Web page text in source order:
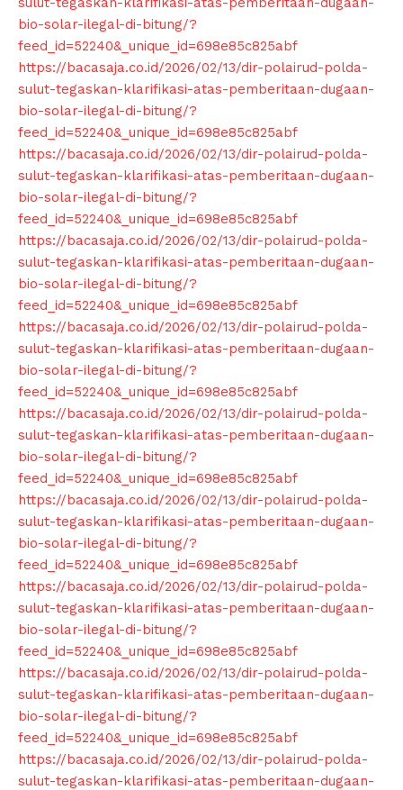
bio-solar-ilegal-di-bitung/?
feed_id=52240&_unique_id=698e85c825abf
https://bacasaja.co.id/2026/02/13/dir-polairud-polda-
sulut-tegaskan-klarifikasi-atas-pemberitaan-dugaan-
bio-solar-ilegal-di-bitung/?
feed_id=52240&_unique_id=698e85c825abf
https://bacasaja.co.id/2026/02/13/dir-polairud-polda-
sulut-tegaskan-klarifikasi-atas-pemberitaan-dugaan-
bio-solar-ilegal-di-bitung/?
feed_id=52240&_unique_id=698e85c825abf
https://bacasaja.co.id/2026/02/13/dir-polairud-polda-
sulut-tegaskan-klarifikasi-atas-pemberitaan-dugaan-
bio-solar-ilegal-di-bitung/?
feed_id=52240&_unique_id=698e85c825abf
https://bacasaja.co.id/2026/02/13/dir-polairud-polda-
sulut-tegaskan-klarifikasi-atas-pemberitaan-dugaan-
bio-solar-ilegal-di-bitung/?
feed_id=52240&_unique_id=698e85c825abf
https://bacasaja.co.id/2026/02/13/dir-polairud-polda-
sulut-tegaskan-klarifikasi-atas-pemberitaan-dugaan-
bio-solar-ilegal-di-bitung/?
feed_id=52240&_unique_id=698e85c825abf
https://bacasaja.co.id/2026/02/13/dir-polairud-polda-
sulut-tegaskan-klarifikasi-atas-pemberitaan-dugaan-
bio-solar-ilegal-di-bitung/?
feed_id=52240&_unique_id=698e85c825abf
https://bacasaja.co.id/2026/02/13/dir-polairud-polda-
sulut-tegaskan-klarifikasi-atas-pemberitaan-dugaan-
bio-solar-ilegal-di-bitung/?
feed_id=52240&_unique_id=698e85c825abf
https://bacasaja.co.id/2026/02/13/dir-polairud-polda-
sulut-tegaskan-klarifikasi-atas-pemberitaan-dugaan-
bio-solar-ilegal-di-bitung/?
feed_id=52240&_unique_id=698e85c825abf
https://bacasaja.co.id/2026/02/13/dir-polairud-polda-
sulut-tegaskan-klarifikasi-atas-pemberitaan-dugaan-